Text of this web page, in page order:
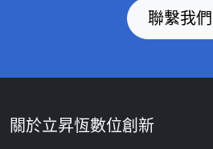
聯繫我們
關於立昇恆數位創新